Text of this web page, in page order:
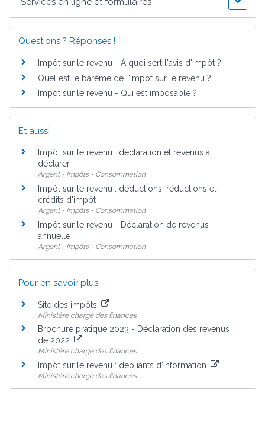
Questions ? Réponses !
Impôt sur le revenu - À quoi sert l'avis d'impôt ?
Quel est le barème de l'impôt sur le revenu ?
Impôt sur le revenu - Qui est imposable ?
Et aussi
Impôt sur le revenu : déclaration et revenus à
déclarer
Argent - Impôts - Consommation
Impôt sur le revenu : déductions, réductions et
crédits d'impôt
Argent - Impôts - Consommation
Impôt sur le revenu - Déclaration de revenus
annuelle
Argent - Impôts - Consommation
Pour en savoir plus
Site des impôts
Ministère chargé des finances
Brochure pratique 2023 - Déclaration des revenus
de 2022
Ministère chargé des finances
Impôt sur le revenu : dépliants d'information
Ministère chargé des finances